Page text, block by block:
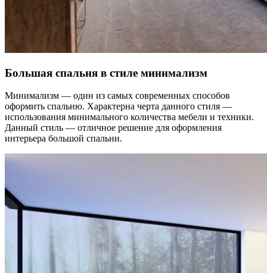
Большая спальня в стиле минимализм
Минимализм — один из самых современных способов
оформить спальню. Характерна черта данного стиля —
использования минимального количества мебели и техники.
Данный стиль — отличное решение для оформления
интерьера большой спальни.